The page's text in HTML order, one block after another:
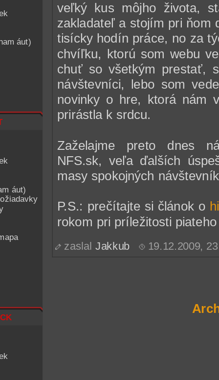
áut)
áut)
veľký kus môjho života,
zakladateľ a stojím pri ňom
tisícky hodín práce, no za
chvíľku, ktorú som webu
chuť so všetkým prestať,
návštevníci, lebo som
novinky o hre, ktorá nám
prirástla k srdcu.
Zaželajme preto dnes
NFS.sk, veľa ďalších
masy spokojných
P.S.: prečítajte si článok o
rokom pri príležitosti
zaslal Jakkub 19.12.2009,